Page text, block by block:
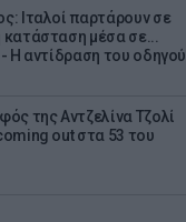
Ιταλοί παρτάρουν σε
κατάσταση μέσα σε...
- Η αντίδραση του οδηγού
της Αντζελίνα Τζολί
out στα 53 του